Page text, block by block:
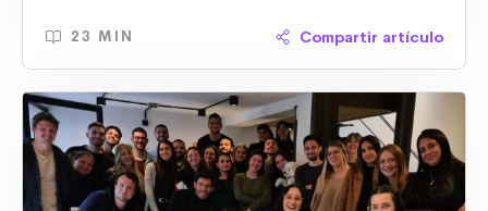
consejos para construir el Mejor Lugar para
23 MIN Compartir artículo